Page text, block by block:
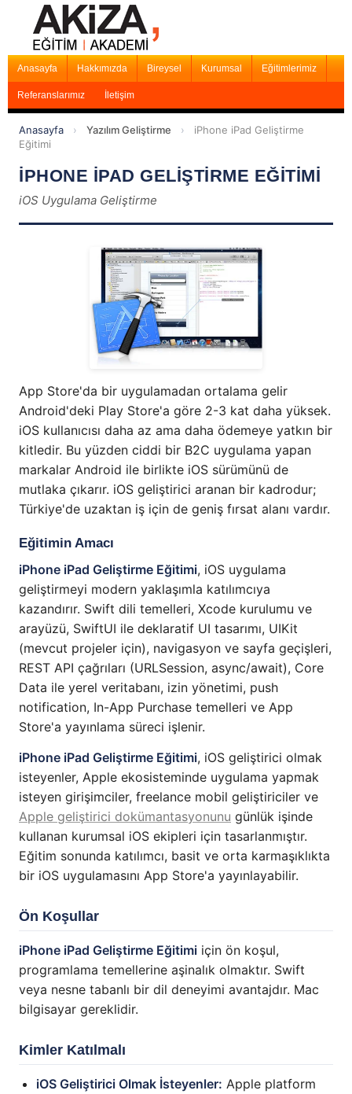
Anasayfa Hakkımızda Bireysel Kurumsal Eğitimlerimiz
Referanslarımız İletişim
Anasayfa › Yazılım Geliştirme ›
iPhone iPad Geliştirme
Eğitimi
İPHONE İPAD GELİŞTİRME EĞİTİMİ
iOS Uygulama Geliştirme
App Store'da bir uygulamadan ortalama gelir
Android'deki Play Store'a göre 2-3 kat daha yüksek.
iOS kullanıcısı daha az ama daha ödemeye yatkın bir
kitledir. Bu yüzden ciddi bir B2C uygulama yapan
markalar Android ile birlikte iOS sürümünü de
mutlaka çıkarır. iOS geliştirici aranan bir kadrodur;
Türkiye'de uzaktan iş için de geniş fırsat alanı vardır.
Eğitimin Amacı
iPhone iPad Geliştirme Eğitimi, iOS uygulama
geliştirmeyi modern yaklaşımla katılımcıya
kazandırır. Swift dili temelleri, Xcode kurulumu ve
arayüzü, SwiftUI ile deklaratif UI tasarımı, UIKit
(mevcut projeler için), navigasyon ve sayfa geçişleri,
REST API çağrıları (URLSession, async/await), Core
Data ile yerel veritabanı, izin yönetimi, push
notification, In-App Purchase temelleri ve App
Store'a yayınlama süreci işlenir.
iPhone iPad Geliştirme Eğitimi, iOS geliştirici olmak
isteyenler, Apple ekosisteminde uygulama yapmak
isteyen girişimciler, freelance mobil geliştiriciler ve
Apple geliştirici dokümantasyonunu günlük işinde
kullanan kurumsal iOS ekipleri için tasarlanmıştır.
Eğitim sonunda katılımcı, basit ve orta karmaşıklıkta
bir iOS uygulamasını App Store'a yayınlayabilir.
Ön Koşullar
iPhone iPad Geliştirme Eğitimi için ön koşul,
programlama temellerine aşinalık olmaktır. Swift
veya nesne tabanlı bir dil deneyimi avantajdır. Mac
bilgisayar gereklidir.
Kimler Katılmalı
iOS Geliştirici Olmak İsteyenler: Apple platform